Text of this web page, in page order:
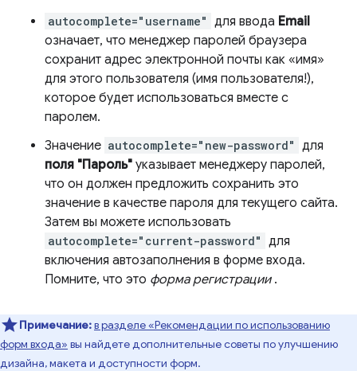
autocomplete="username" для ввода Email
означает, что менеджер паролей браузера
сохранит адрес электронной почты как «имя»
для этого пользователя (имя пользователя!),
которое будет использоваться вместе с
паролем.
Значение autocomplete="new-password" для
поля "Пароль" указывает менеджеру паролей,
что он должен предложить сохранить это
значение в качестве пароля для текущего сайта.
Затем вы можете использовать
autocomplete="current-password" для
включения автозаполнения в форме входа.
Помните, что это форма регистрации.
Примечание:в разделе «Рекомендации по использованию
форм входа» вы найдете дополнительные советы по улучшению
дизайна, макета и доступности форм.